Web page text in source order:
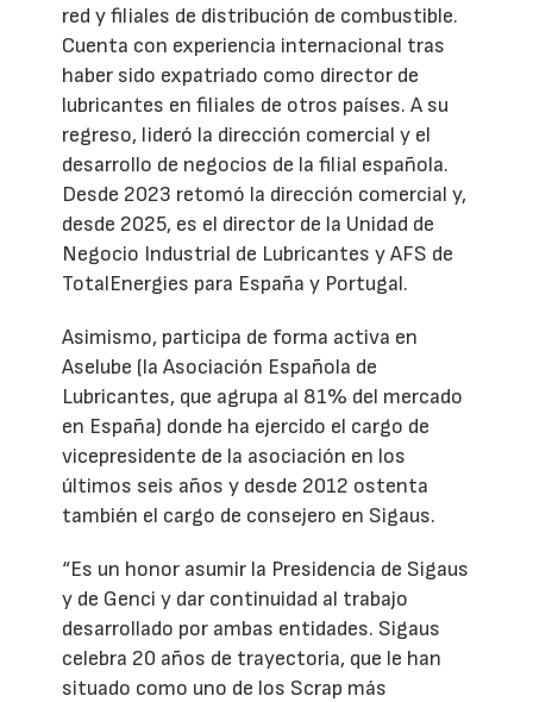
red y filiales de distribución de combustible.
Cuenta con experiencia internacional tras
haber sido expatriado como director de
lubricantes en filiales de otros países. A su
regreso, lideró la dirección comercial y el
desarrollo de negocios de la filial española.
Desde 2023 retomó la dirección comercial y,
desde 2025, es el director de la Unidad de
Negocio Industrial de Lubricantes y AFS de
TotalEnergies para España y Portugal.
Asimismo, participa de forma activa en
Aselube (la Asociación Española de
Lubricantes, que agrupa al 81% del mercado
en España) donde ha ejercido el cargo de
vicepresidente de la asociación en los
últimos seis años y desde 2012 ostenta
también el cargo de consejero en Sigaus.
“Es un honor asumir la Presidencia de Sigaus
y de Genci y dar continuidad al trabajo
desarrollado por ambas entidades. Sigaus
celebra 20 años de trayectoria, que le han
situado como uno de los Scrap más